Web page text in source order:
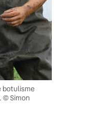
botulisme
© Simon